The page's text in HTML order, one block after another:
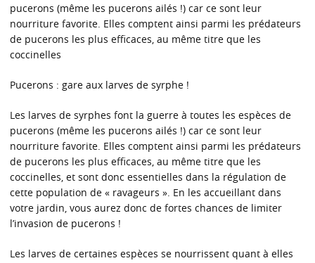
pucerons (même les pucerons ailés !) car ce sont leur
nourriture favorite. Elles comptent ainsi parmi les prédateurs
de pucerons les plus efficaces, au même titre que les
coccinelles
Pucerons : gare aux larves de syrphe !
Les larves de syrphes font la guerre à toutes les espèces de
pucerons (même les pucerons ailés !) car ce sont leur
nourriture favorite. Elles comptent ainsi parmi les prédateurs
de pucerons les plus efficaces, au même titre que les
coccinelles, et sont donc essentielles dans la régulation de
cette population de « ravageurs ». En les accueillant dans
votre jardin, vous aurez donc de fortes chances de limiter
l’invasion de pucerons !
Les larves de certaines espèces se nourrissent quant à elles